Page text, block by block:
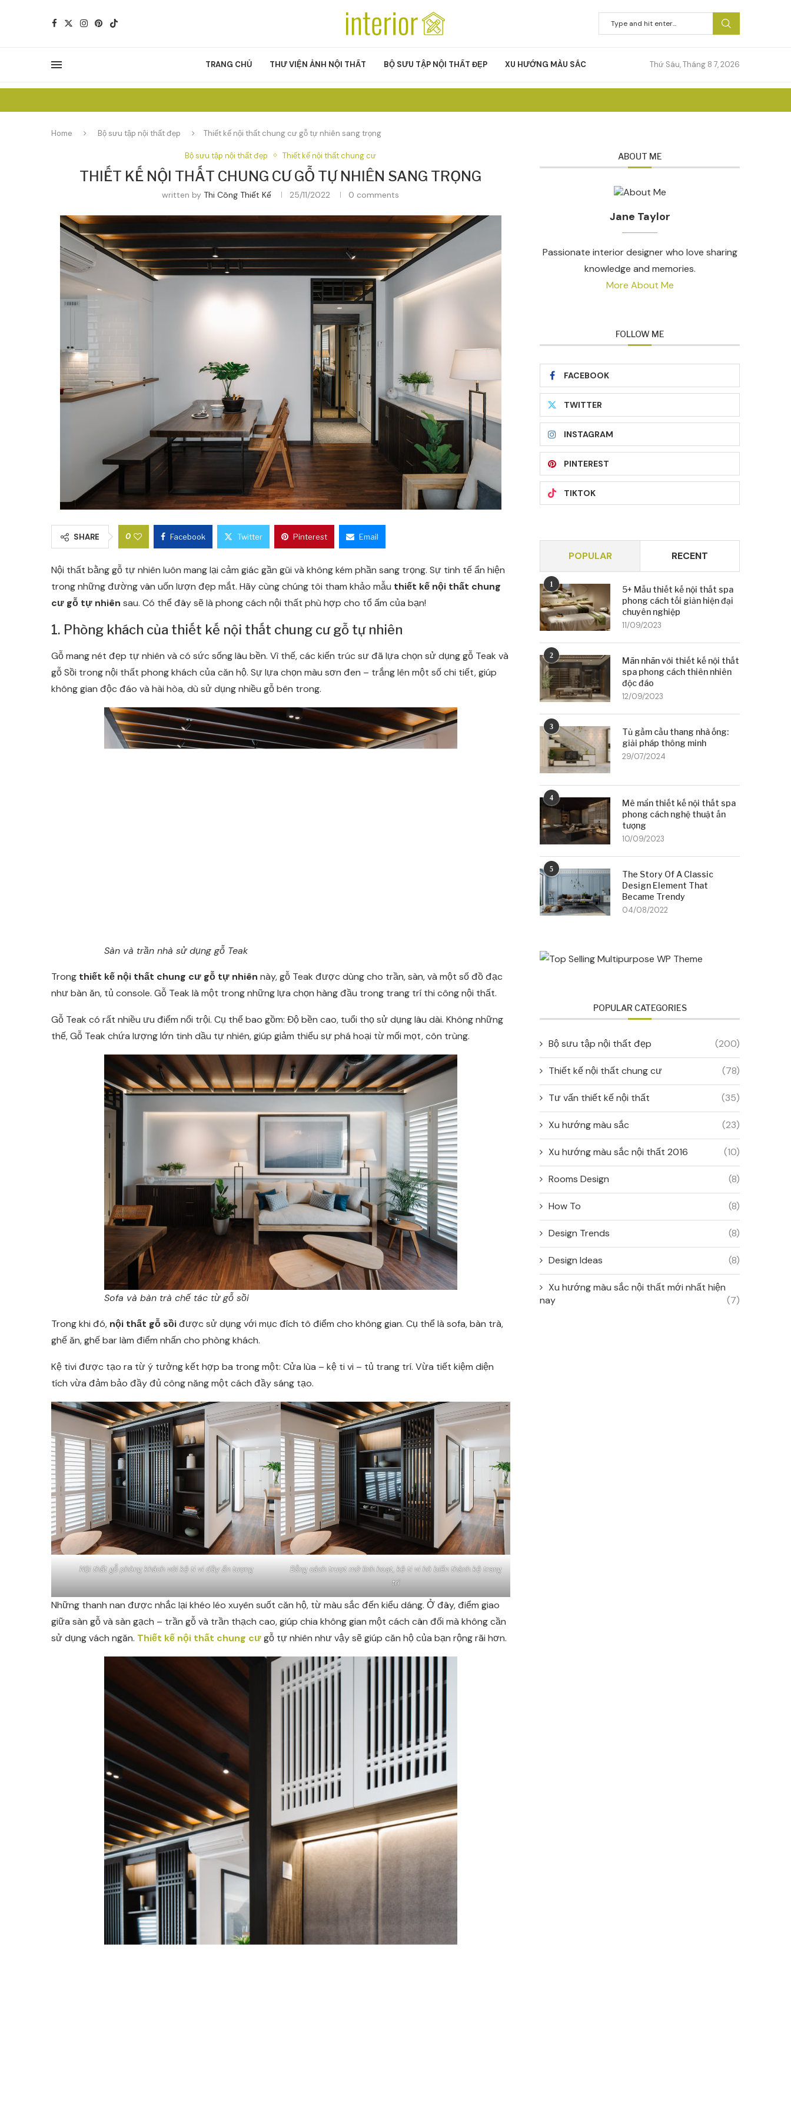
TRANG CHỦ THƯ VIỆN ẢNH NỘI THẤT BỘ SƯU TẬP NỘI THẤT ĐẸP XU HƯỚNG MÀU SẮC Thứ Sáu, Tháng 8 7, 2026
Home Bộ sưu tập nội thất đẹp Thiết kế nội thất chung cư gỗ tự nhiên sang trọng
Bộ sưu tập nội thất đẹp Thiết kế nội thất chung cư
THIẾT KẾ NỘI THẤT CHUNG CƯ GỖ TỰ NHIÊN SANG TRỌNG
written by Thi Công Thiết Kế 25/11/2022 0 comments
SHARE 0 Facebook Twitter Pinterest Email
Nội thất bằng gỗ tự nhiên luôn mang lại cảm giác gần gũi và không kém phần sang trọng. Sự tinh tế ẩn hiện
trong những đường vân uốn lượn đẹp mắt. Hãy cùng chúng tôi tham khảo mẫu thiết kế nội thất chung
cư gỗ tự nhiên sau. Có thể đây sẽ là phong cách nội thất phù hợp cho tổ ấm của bạn!
1. Phòng khách của thiết kế nội thất chung cư gỗ tự nhiên
Gỗ mang nét đẹp tự nhiên và có sức sống lâu bền. Vì thế, các kiến trúc sư đã lựa chọn sử dụng gỗ Teak và
gỗ Sồi trong nội thất phong khách của căn hộ. Sự lựa chọn màu sơn đen – trắng lên một số chi tiết, giúp
không gian độc đáo và hài hòa, dù sử dụng nhiều gỗ bên trong.
Sàn và trần nhà sử dụng gỗ Teak
Trong thiết kế nội thất chung cư gỗ tự nhiên này, gỗ Teak được dùng cho trần, sàn, và một số đồ đạc
như bàn ăn, tủ console. Gỗ Teak là một trong những lựa chọn hàng đầu trong trang trí thi công nội thất.
Gỗ Teak có rất nhiều ưu điểm nổi trội. Cụ thể bao gồm: Độ bền cao, tuổi thọ sử dụng lâu dài. Không những
thế, Gỗ Teak chứa lượng lớn tinh dầu tự nhiên, giúp giảm thiểu sự phá hoại từ mối mọt, côn trùng.
Sofa và bàn trà chế tác từ gỗ sồi
Trong khi đó, nội thất gỗ sồiđược sử dụng với mục đích tô điểm cho không gian. Cụ thể là sofa, bàn trà,
ghế ăn, ghế bar làm điểm nhấn cho phòng khách.
Kệ tivi được tạo ra từ ý tưởng kết hợp ba trong một: Cửa lùa – kệ ti vi – tủ trang trí. Vừa tiết kiệm diện
tích vừa đảm bảo đầy đủ công năng một cách đầy sáng tạo.
Nội thất gỗ phòng khách với kệ ti vi đầy ấn tượng
Bằng cách trượt mở linh hoạt, kệ ti vi hô biến thành kệ trang
trí
Những thanh nan được nhắc lại khéo léo xuyên suốt căn hộ, từ màu sắc đến kiểu dáng. Ở đây, điểm giao
giữa sàn gỗ và sàn gạch – trần gỗ và trần thạch cao, giúp chia không gian một cách cân đối mà không cần
sử dụng vách ngăn. Thiết kế nội thất chung cưgỗ tự nhiên như vậy sẽ giúp căn hộ của bạn rộng rãi hơn.
ABOUT ME
Jane Taylor
Passionate interior designer who love sharing
knowledge and memories.
More About Me
FOLLOW ME
FACEBOOK
TWITTER
INSTAGRAM
PINTEREST
TIKTOK
POPULAR RECENT
1
5+ Mẫu thiết kế nội thất spa
phong cách tối giản hiện đại
chuyên nghiệp
11/09/2023
2
Mãn nhãn với thiết kế nội thất
spa phong cách thiên nhiên
độc đáo
12/09/2023
3
Tủ gầm cầu thang nhà ống:
giải pháp thông minh
29/07/2024
4
Mê mẩn thiết kế nội thất spa
phong cách nghệ thuật ấn
tượng
10/09/2023
5
The Story Of A Classic
Design Element That
Became Trendy
04/08/2022
POPULAR CATEGORIES
Bộ sưu tập nội thất đẹp (200)
Thiết kế nội thất chung cư (78)
Tư vấn thiết kế nội thất (35)
Xu hướng màu sắc (23)
Xu hướng màu sắc nội thất 2016 (10)
Rooms Design (8)
How To (8)
Design Trends (8)
Design Ideas (8)
Xu hướng màu sắc nội thất mới nhất hiện
nay
(7)